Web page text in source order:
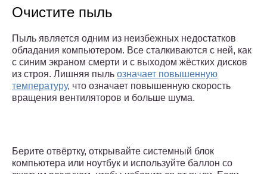
Очистите пыль
Пыль является одним из неизбежных недостатков
обладания компьютером. Все сталкиваются с ней, как
с синим экраном смерти и с выходом жёстких дисков
из строя. Лишняя пыль означает повышенную
температуру, что означает повышенную скорость
вращения вентиляторов и больше шума.
Берите отвёртку, открывайте системный блок
компьютера или ноутбук и используйте баллон со